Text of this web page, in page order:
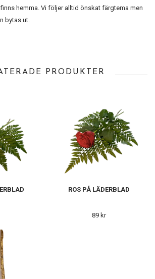
hemma. Vi följer alltid önskat färgtema men
bytas ut.
PRODUKTER
ROS PÅ LÄDERBLAD
89 kr